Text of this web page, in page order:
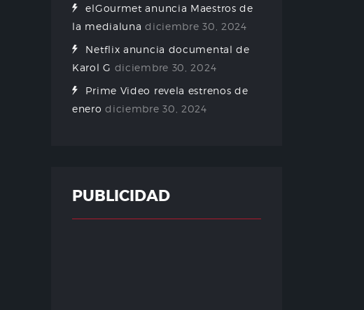
elGourmet anuncia Maestros de
la medialuna diciembre 30, 2024
Netflix anuncia documental de
Karol G diciembre 30, 2024
Prime Video revela estrenos de
enero diciembre 30, 2024
PUBLICIDAD